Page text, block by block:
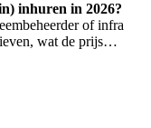
inhuren in 2026?
of infra
wat de prijs